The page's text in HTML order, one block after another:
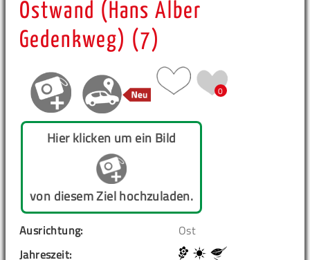
Ostwand (Hans Alber
Gedenkweg) (7)
0
Hier klicken um ein Bild
von diesem Ziel hochzuladen.
Ausrichtung:
Ost
Jahreszeit: